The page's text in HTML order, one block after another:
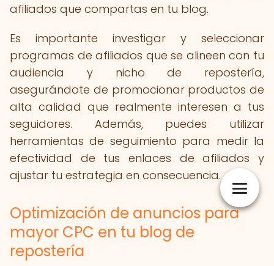
afiliados que compartas en tu blog.
Es importante investigar y seleccionar
programas de afiliados que se alineen con tu
audiencia y nicho de repostería,
asegurándote de promocionar productos de
alta calidad que realmente interesen a tus
seguidores. Además, puedes utilizar
herramientas de seguimiento para medir la
efectividad de tus enlaces de afiliados y
ajustar tu estrategia en consecuencia.
Optimización de anuncios para
mayor CPC en tu blog de
repostería